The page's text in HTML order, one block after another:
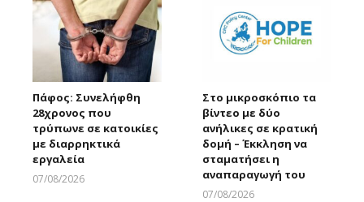
Πάφος: Συνελήφθη
28χρονος που
τρύπωνε σε κατοικίες
με διαρρηκτικά
εργαλεία
07/08/2026
Στο μικροσκόπιο τα
βίντεο με δύο
ανήλικες σε κρατική
δομή – Έκκληση να
σταματήσει η
αναπαραγωγή του
07/08/2026